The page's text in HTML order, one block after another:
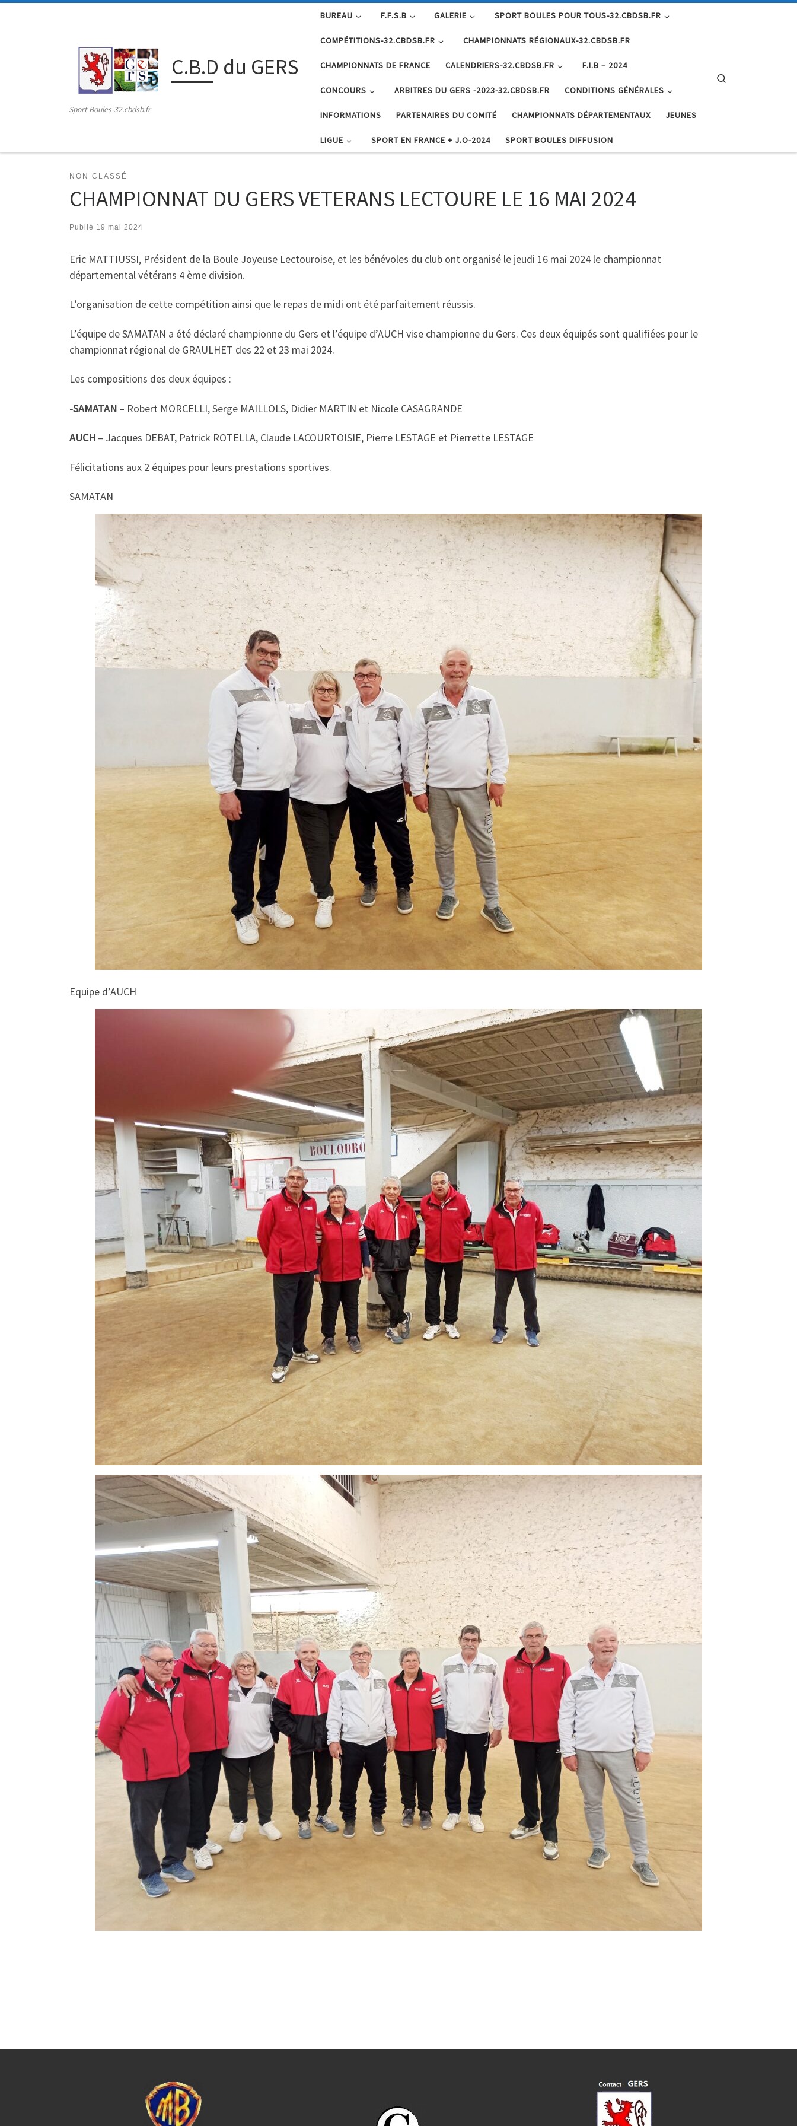
C.B.D du GERS
Sport Boules-32.cbdsb.fr
BUREAU F.F.S.B GALERIE SPORT BOULES POUR TOUS-32.CBDSB.FR
COMPÉTITIONS-32.CBDSB.FR CHAMPIONNATS RÉGIONAUX-32.CBDSB.FR
CHAMPIONNATS DE FRANCE CALENDRIERS-32.CBDSB.FR F.I.B – 2024
CONCOURS ARBITRES DU GERS -2023-32.CBDSB.FR CONDITIONS GÉNÉRALES
INFORMATIONS PARTENAIRES DU COMITÉ CHAMPIONNATS DÉPARTEMENTAUX JEUNES
LIGUE SPORT EN FRANCE + J.O-2024 SPORT BOULES DIFFUSION
NON CLASSÉ
CHAMPIONNAT DU GERS VETERANS LECTOURE LE 16 MAI 2024
Publié 19 mai 2024
Eric MATTIUSSI, Président de la Boule Joyeuse Lectouroise, et les bénévoles du club ont organisé le jeudi 16 mai 2024 le championnat
départemental vétérans 4 ème division.
L’organisation de cette compétition ainsi que le repas de midi ont été parfaitement réussis.
L’équipe de SAMATAN a été déclaré championne du Gers et l’équipe d’AUCH vise championne du Gers. Ces deux équipés sont qualifiées pour le
championnat régional de GRAULHET des 22 et 23 mai 2024.
Les compositions des deux équipes :
-SAMATAN – Robert MORCELLI, Serge MAILLOLS, Didier MARTIN et Nicole CASAGRANDE
AUCH – Jacques DEBAT, Patrick ROTELLA, Claude LACOURTOISIE, Pierre LESTAGE et Pierrette LESTAGE
Félicitations aux 2 équipes pour leurs prestations sportives.
SAMATAN
Equipe d’AUCH